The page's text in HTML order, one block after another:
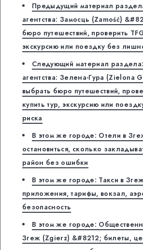
Предыдущий материал
агентства: Замосць (Zamość)
бюро путешествий, проверить
экскурсию или поездку без
Следующий материал раздела:
агентства: Зелена-Гура (Zielona
выбрать бюро путешествий,
купить тур, экскурсию или
риска
В этом же городе: Отели в
остановиться, сколько
район без ошибки
В этом же городе: Такси в
приложения, тарифы, вокзал,
безопасность
В этом же городе:
Згеж (Zgierz) &#8212; билеты,